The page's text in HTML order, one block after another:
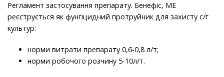
Регламент застосування препарату. Бенефіс, МЕ
реєструється як фунгіцидний протруйник для захисту с/г
культур:
норми витрати препарату 0,6-0,8 л/т;
норми робочого розчину 5-10л/т.